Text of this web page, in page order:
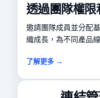
透過團隊權限
邀請團隊成員並分配
織成長，為不同產品
了解更多 →